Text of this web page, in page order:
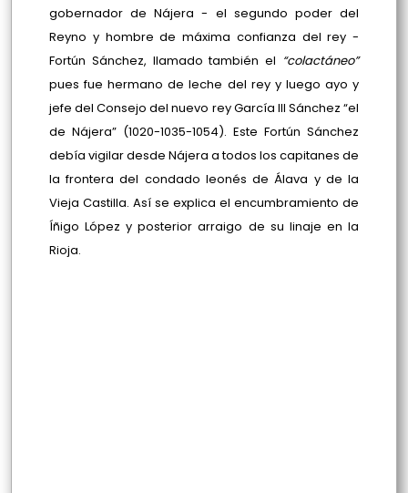
gobernador de Nájera - el segundo poder del
Reyno y hombre de máxima confianza del rey -
Fortún Sánchez, llamado también el “colactáneo”
pues fue hermano de leche del rey y luego ayo y
jefe del Consejo del nuevo rey García III Sánchez “el
de Nájera” (1020-1035-1054). Este Fortún Sánchez
debía vigilar desde Nájera a todos los capitanes de
la frontera del condado leonés de Álava y de la
Vieja Castilla. Así se explica el encumbramiento de
Íñigo López y posterior arraigo de su linaje en la
Rioja.